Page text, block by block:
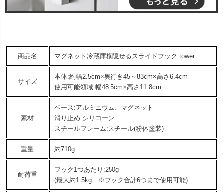
商品名 マグネット冷蔵庫横隠せるスライドフック tower
サイズ
本体:約幅2.5cm×奥行き45～83cm×高さ6.4cm
使用可能領域:幅48.5cm×高さ11.8cm
素材
ベース:アルミニウム、マグネット
滑り止め:シリコーン
スチールフレーム:スチール(粉体塗装)
重量 約710g
耐荷重
フック1つあたり:250g
(最大約1.5kg ※フック合計6つまで使用可能)